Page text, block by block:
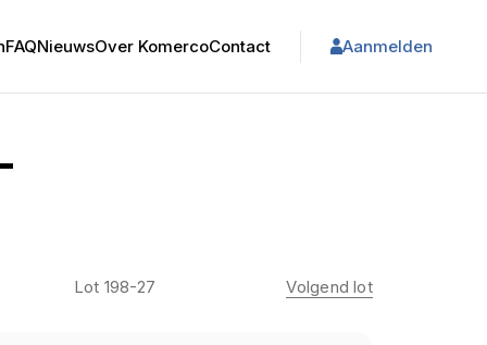
FAQNieuwsOver KomercoContact Aanmelden
Lot 198-27 Volgend lot